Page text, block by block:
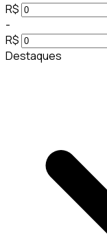
R$
-
R$
Destaques